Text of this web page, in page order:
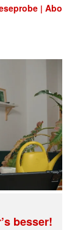
|Abo
besser!